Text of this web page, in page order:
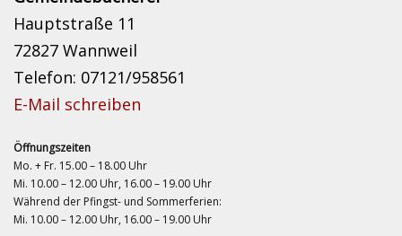
Hauptstraße 11
72827 Wannweil
Telefon: 07121/958561
E-Mail schreiben
Öffnungszeiten
Mo. + Fr. 15.00 – 18.00 Uhr
Mi. 10.00 – 12.00 Uhr, 16.00 – 19.00 Uhr
Während der Pfingst- und Sommerferien:
Mi. 10.00 – 12.00 Uhr, 16.00 – 19.00 Uhr